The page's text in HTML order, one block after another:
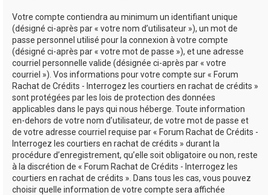
Votre compte contiendra au minimum un identifiant unique
(désigné ci-après par « votre nom d’utilisateur »), un mot de
passe personnel utilisé pour la connexion à votre compte
(désigné ci-après par « votre mot de passe »), et une adresse
courriel personnelle valide (désignée ci-après par « votre
courriel »). Vos informations pour votre compte sur « Forum
Rachat de Crédits - Interrogez les courtiers en rachat de crédits »
sont protégées par les lois de protection des données
applicables dans le pays qui nous héberge. Toute information
en-dehors de votre nom d’utilisateur, de votre mot de passe et
de votre adresse courriel requise par « Forum Rachat de Crédits -
Interrogez les courtiers en rachat de crédits » durant la
procédure d’enregistrement, qu’elle soit obligatoire ou non, reste
à la discrétion de « Forum Rachat de Crédits - Interrogez les
courtiers en rachat de crédits ». Dans tous les cas, vous pouvez
choisir quelle information de votre compte sera affichée